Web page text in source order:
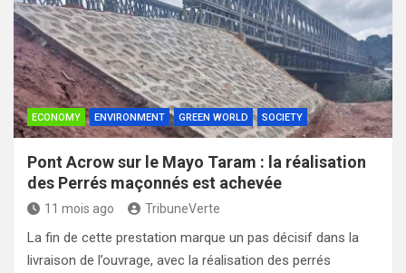
ECONOMY ENVIRONMENT GREEN WORLD SOCIETY
Pont Acrow sur le Mayo Taram : la réalisation
des Perrés maçonnés est achevée
11 mois ago TribuneVerte
La fin de cette prestation marque un pas décisif dans la
livraison de l’ouvrage, avec la réalisation des perrés